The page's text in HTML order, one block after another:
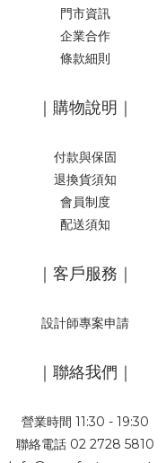
門市資訊
企業合作
條款細則
｜購物說明｜
付款與保固
退換貨須知
會員制度
配送須知
｜客戶服務｜
設計師專案申請
｜聯絡我們｜
營業時間 11:30 - 19:30
聯絡電話 02 2728 5810